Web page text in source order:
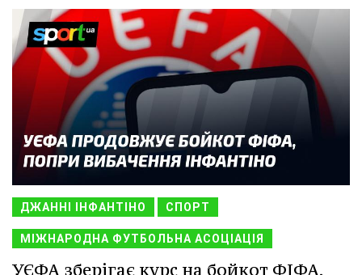
ДЖАННІ ІНФАНТІНО СПОРТ
МІЖНАРОДНА ФУТБОЛЬНА АСОЦІАЦІЯ
УЄФА зберігає курс на бойкот ФІФА,